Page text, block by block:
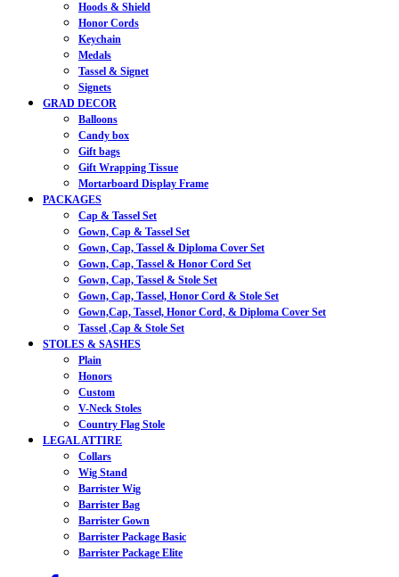
Hoods & Shield
Honor Cords
Keychain
Medals
Tassel & Signet
Signets
GRAD DECOR
Balloons
Candy box
Gift bags
Gift Wrapping Tissue
Mortarboard Display Frame
PACKAGES
Cap & Tassel Set
Gown, Cap & Tassel Set
Gown, Cap, Tassel & Diploma Cover Set
Gown, Cap, Tassel & Honor Cord Set
Gown, Cap, Tassel & Stole Set
Gown, Cap, Tassel, Honor Cord & Stole Set
Gown,Cap, Tassel, Honor Cord, & Diploma Cover Set
Tassel ,Cap & Stole Set
STOLES & SASHES
Plain
Honors
Custom
V-Neck Stoles
Country Flag Stole
LEGAL ATTIRE
Collars
Wig Stand
Barrister Wig
Barrister Bag
Barrister Gown
Barrister Package Basic
Barrister Package Elite